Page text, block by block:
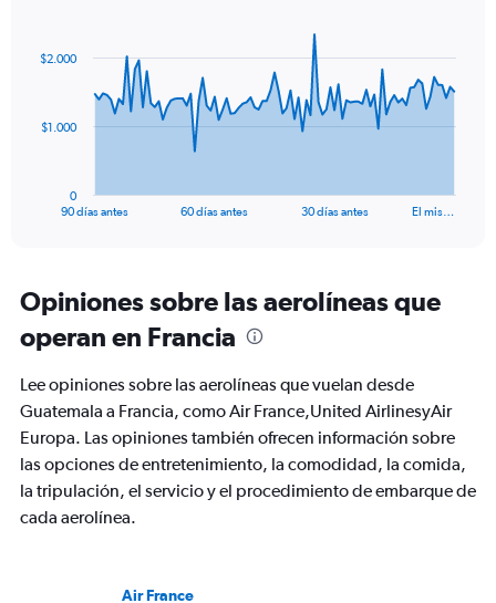
1500.
data
The
Range:
91
categories.
The
chart
1
Y
axis
displaying
values.
Range:
90 días antes 60 días antes 30 días antes El mis…
0
$1.000
$2.000
Opiniones sobre las aerolíneas que
operan en Francia
Lee opiniones sobre las aerolíneas que vuelan desde
Guatemala a Francia, como Air France,United AirlinesyAir
Europa. Las opiniones también ofrecen información sobre
las opciones de entretenimiento, la comodidad, la comida,
la tripulación, el servicio y el procedimiento de embarque de
cada aerolínea.
Air France